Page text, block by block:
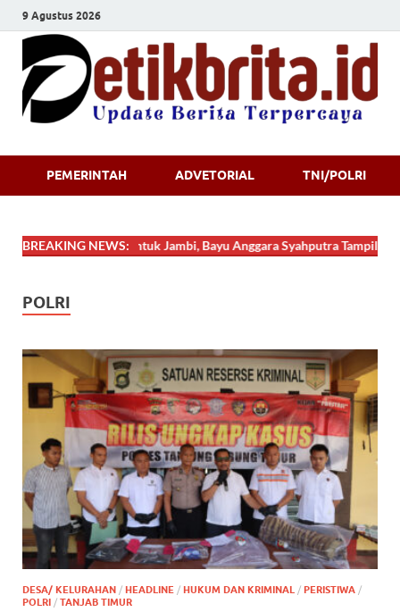
9 Agustus 2026
PEMERINTAH ADVETORIAL TNI/POLRI
BREAKING NEWS:
Timur untuk Jambi, Bayu Anggara Syahputra Tampil Cemerlang
POLRI
DESA/ KELURAHAN / HEADLINE / HUKUM DAN KRIMINAL / PERISTIWA /
POLRI / TANJAB TIMUR